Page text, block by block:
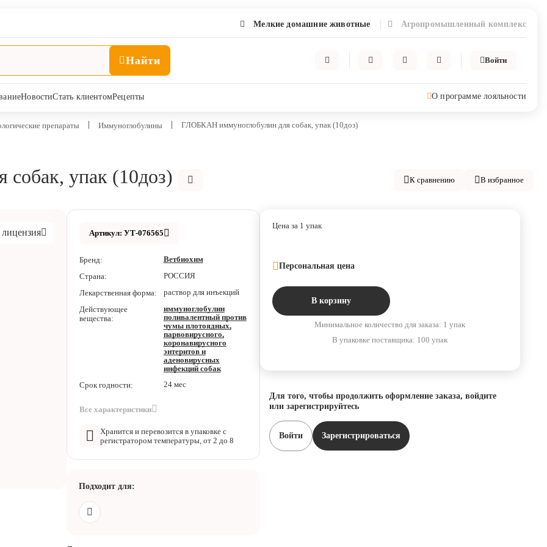
Мелкие домашние животные Агропромышленный комплекс
Найти Войти
НовостиСтать клиентомРецепты О программе лояльности
препараты Иммуноглобулины ГЛОБКАН иммуноглобулин для собак, упак (10доз)
упак (10доз) К сравнению В избранное
лицензия Артикул: УТ-076565
Бренд:
Ветбиохим
Страна:
РОССИЯ
Лекарственная форма:
раствор для инъекций
Действующее
вещества:
иммуноглобулин
поливалентный против
чумы плотоядных,
парвовирусного,
коронавирусного
энтеритов и
аденовирусных
инфекций собак
Срок годности:
24 мес
Все характеристики
Хранится и перевозится в упаковке с
регистратором температуры, от 2 до 8
Подходит для:
Цена за 1 упак
Персональная цена
В корзину
Минимальное количество для заказа: 1 упак
В упаковке поставщика: 100 упак
Для того, чтобы продолжить оформление заказа, войдите
или зарегистрируйтесь
Войти Зарегистрироваться